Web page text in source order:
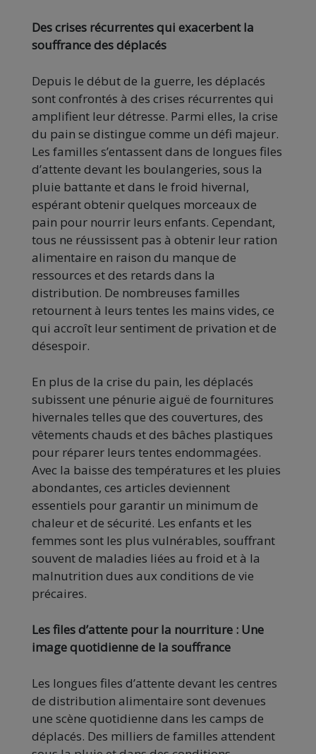
Des crises récurrentes qui exacerbent la
souffrance des déplacés
Depuis le début de la guerre, les déplacés
sont confrontés à des crises récurrentes qui
amplifient leur détresse. Parmi elles, la crise
du pain se distingue comme un défi majeur.
Les familles s’entassent dans de longues files
d’attente devant les boulangeries, sous la
pluie battante et dans le froid hivernal,
espérant obtenir quelques morceaux de
pain pour nourrir leurs enfants. Cependant,
tous ne réussissent pas à obtenir leur ration
alimentaire en raison du manque de
ressources et des retards dans la
distribution. De nombreuses familles
retournent à leurs tentes les mains vides, ce
qui accroît leur sentiment de privation et de
désespoir.
En plus de la crise du pain, les déplacés
subissent une pénurie aiguë de fournitures
hivernales telles que des couvertures, des
vêtements chauds et des bâches plastiques
pour réparer leurs tentes endommagées.
Avec la baisse des températures et les pluies
abondantes, ces articles deviennent
essentiels pour garantir un minimum de
chaleur et de sécurité. Les enfants et les
femmes sont les plus vulnérables, souffrant
souvent de maladies liées au froid et à la
malnutrition dues aux conditions de vie
précaires.
Les files d’attente pour la nourriture : Une
image quotidienne de la souffrance
Les longues files d’attente devant les centres
de distribution alimentaire sont devenues
une scène quotidienne dans les camps de
déplacés. Des milliers de familles attendent